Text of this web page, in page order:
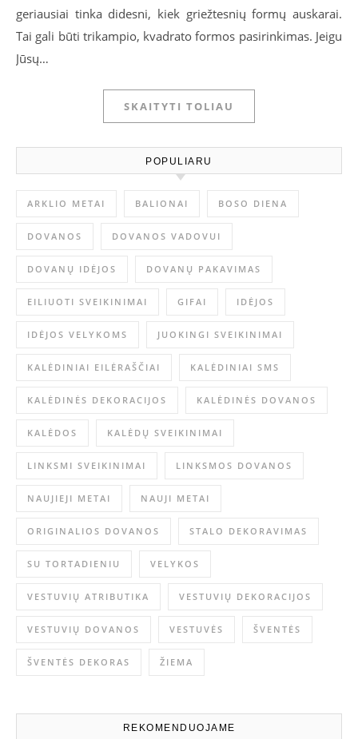
geriausiai tinka didesni, kiek griežtesnių formų auskarai.
Tai gali būti trikampio, kvadrato formos pasirinkimas. Jeigu
Jūsų…
SKAITYTI TOLIAU
POPULIARU
ARKLIO METAI BALIONAI BOSO DIENA
DOVANOS DOVANOS VADOVUI
DOVANŲ IDĖJOS DOVANŲ PAKAVIMAS
EILIUOTI SVEIKINIMAI GIFAI IDĖJOS
IDĖJOS VELYKOMS JUOKINGI SVEIKINIMAI
KALĖDINIAI EILĖRAŠČIAI KALĖDINIAI SMS
KALĖDINĖS DEKORACIJOS KALĖDINĖS DOVANOS
KALĖDOS KALĖDŲ SVEIKINIMAI
LINKSMI SVEIKINIMAI LINKSMOS DOVANOS
NAUJIEJI METAI NAUJI METAI
ORIGINALIOS DOVANOS STALO DEKORAVIMAS
SU TORTADIENIU VELYKOS
VESTUVIŲ ATRIBUTIKA VESTUVIŲ DEKORACIJOS
VESTUVIŲ DOVANOS VESTUVĖS ŠVENTĖS
ŠVENTĖS DEKORAS ŽIEMA
REKOMENDUOJAME